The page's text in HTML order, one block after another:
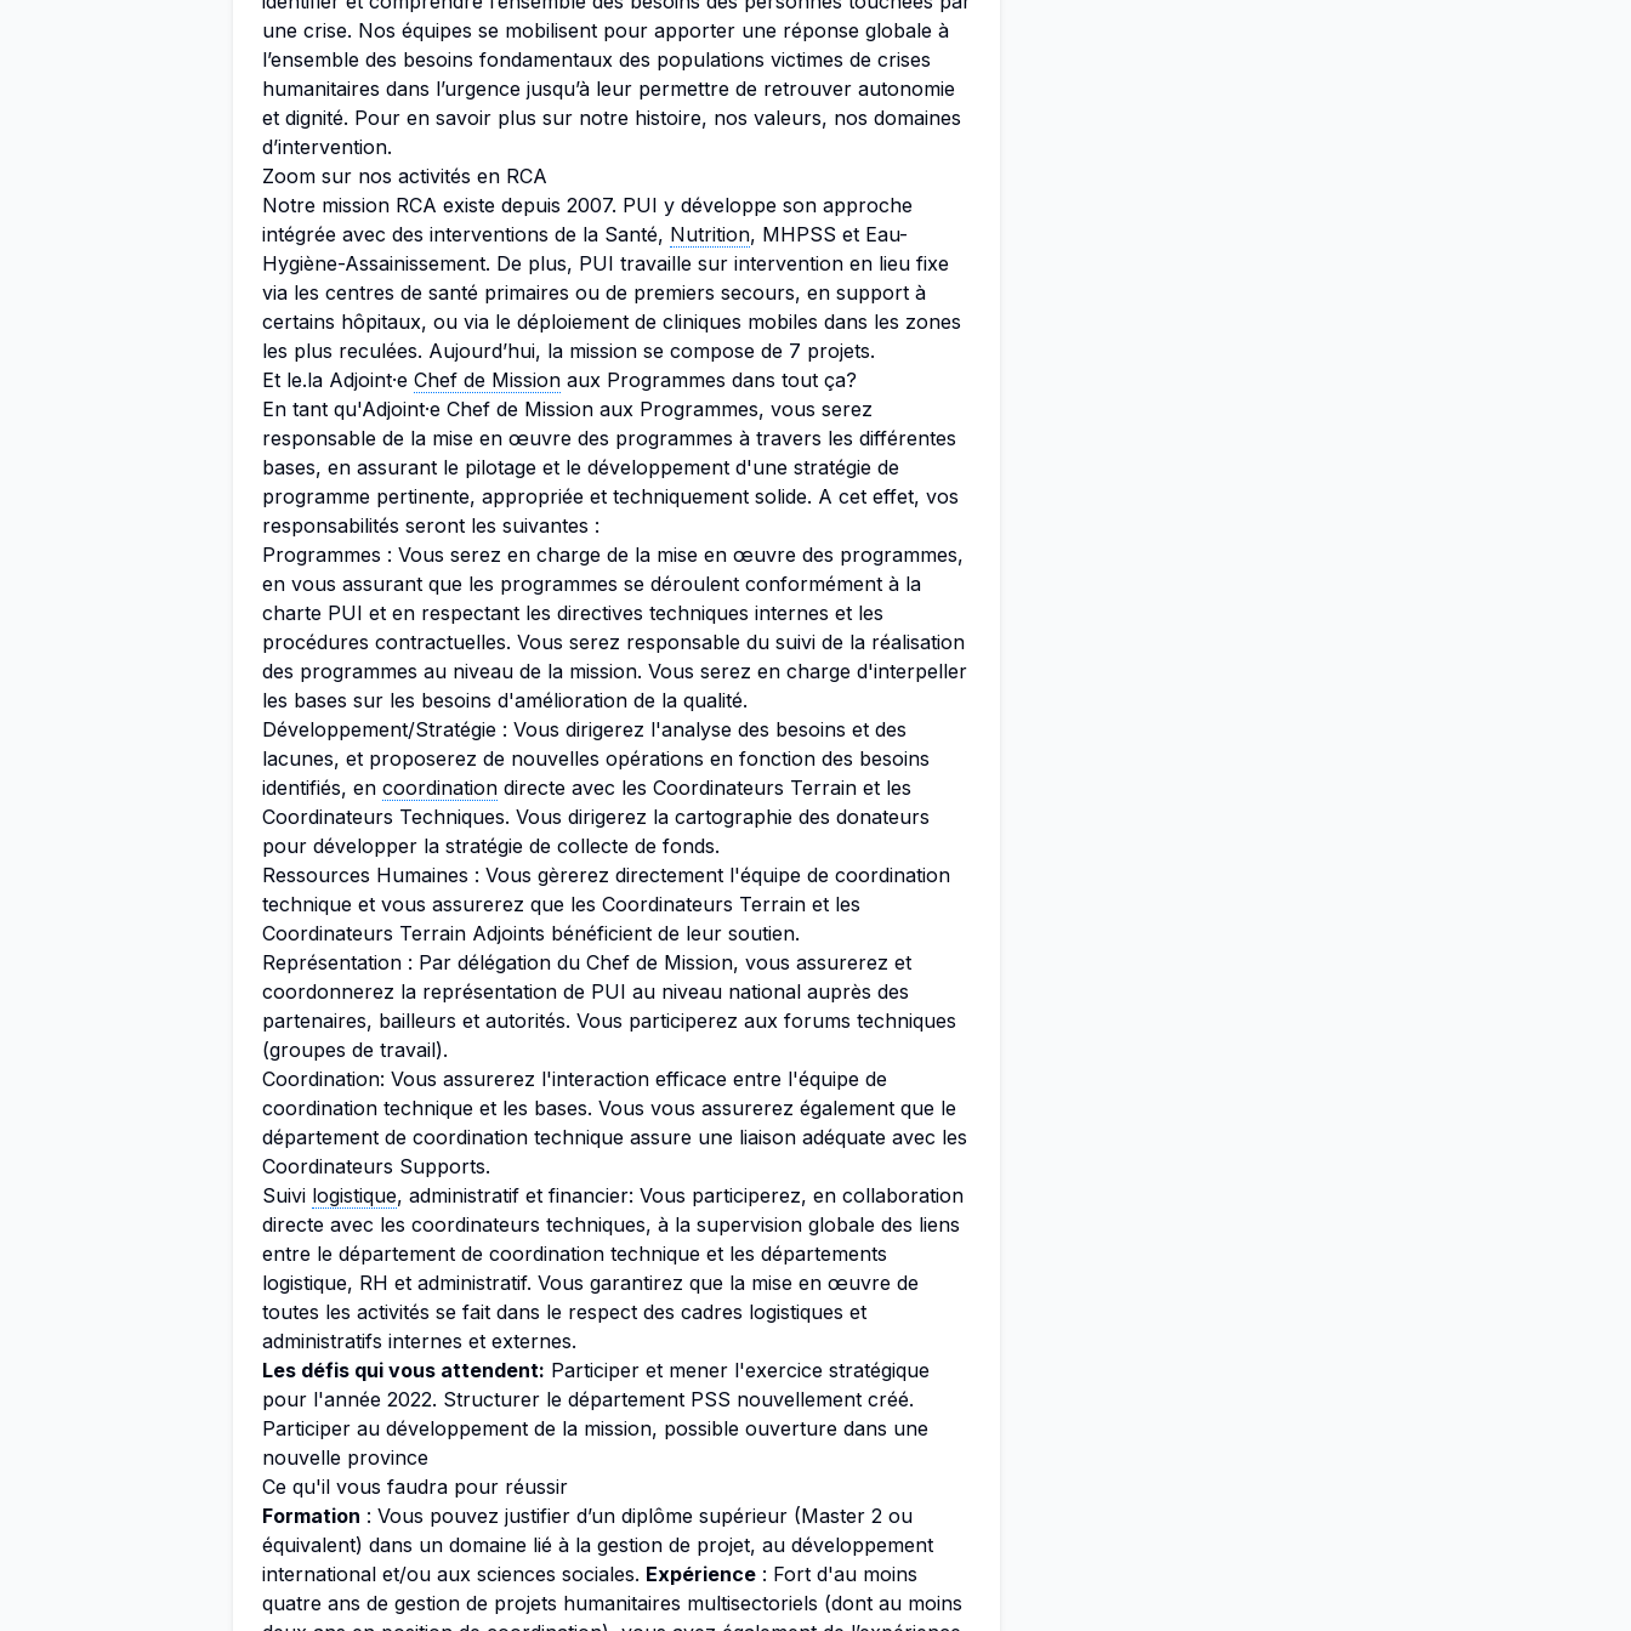
une crise. Nos équipes se mobilisent pour apporter une réponse globale à
l’ensemble des besoins fondamentaux des populations victimes de crises
humanitaires dans l’urgence jusqu’à leur permettre de retrouver autonomie
et dignité. Pour en savoir plus sur notre histoire, nos valeurs, nos domaines
d’intervention.
Zoom sur nos activités en RCA
Notre mission RCA existe depuis 2007. PUI y développe son approche
intégrée avec des interventions de la Santé, Nutrition, MHPSS et Eau-
Hygiène-Assainissement. De plus, PUI travaille sur intervention en lieu fixe
via les centres de santé primaires ou de premiers secours, en support à
certains hôpitaux, ou via le déploiement de cliniques mobiles dans les zones
les plus reculées. Aujourd’hui, la mission se compose de 7 projets.
Et le.la Adjoint·e Chef de Mission aux Programmes dans tout ça?
En tant qu'Adjoint·e Chef de Mission aux Programmes, vous serez
responsable de la mise en œuvre des programmes à travers les différentes
bases, en assurant le pilotage et le développement d'une stratégie de
programme pertinente, appropriée et techniquement solide. A cet effet, vos
responsabilités seront les suivantes :
Programmes : Vous serez en charge de la mise en œuvre des programmes,
en vous assurant que les programmes se déroulent conformément à la
charte PUI et en respectant les directives techniques internes et les
procédures contractuelles. Vous serez responsable du suivi de la réalisation
des programmes au niveau de la mission. Vous serez en charge d'interpeller
les bases sur les besoins d'amélioration de la qualité.
Développement/Stratégie : Vous dirigerez l'analyse des besoins et des
lacunes, et proposerez de nouvelles opérations en fonction des besoins
identifiés, en coordination directe avec les Coordinateurs Terrain et les
Coordinateurs Techniques. Vous dirigerez la cartographie des donateurs
pour développer la stratégie de collecte de fonds.
Ressources Humaines : Vous gèrerez directement l'équipe de coordination
technique et vous assurerez que les Coordinateurs Terrain et les
Coordinateurs Terrain Adjoints bénéficient de leur soutien.
Représentation : Par délégation du Chef de Mission, vous assurerez et
coordonnerez la représentation de PUI au niveau national auprès des
partenaires, bailleurs et autorités. Vous participerez aux forums techniques
(groupes de travail).
Coordination: Vous assurerez l'interaction efficace entre l'équipe de
coordination technique et les bases. Vous vous assurerez également que le
département de coordination technique assure une liaison adéquate avec les
Coordinateurs Supports.
Suivi logistique, administratif et financier: Vous participerez, en collaboration
directe avec les coordinateurs techniques, à la supervision globale des liens
entre le département de coordination technique et les départements
logistique, RH et administratif. Vous garantirez que la mise en œuvre de
toutes les activités se fait dans le respect des cadres logistiques et
administratifs internes et externes.
Les défis qui vous attendent: Participer et mener l'exercice stratégique
pour l'année 2022. Structurer le département PSS nouvellement créé.
Participer au développement de la mission, possible ouverture dans une
nouvelle province
Ce qu'il vous faudra pour réussir
Formation : Vous pouvez justifier d’un diplôme supérieur (Master 2 ou
équivalent) dans un domaine lié à la gestion de projet, au développement
international et/ou aux sciences sociales. Expérience : Fort d'au moins
quatre ans de gestion de projets humanitaires multisectoriels (dont au moins